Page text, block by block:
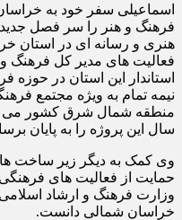
اسماعیلی سفر خود به
فرهنگ و هنر را سر فصل جدید
هنری و رسانه ای در استان
فعالیت های مدیر کل فرهنگ و
استاندار این استان در حوزه
نیمه تمام به ویژه مجتمع
سال این پروژه را به پایان
وی کمک به دیگر زیر ساخت
حمایت از فعالیت های
وزارت فرهنگ و ارشاد
خراسان شمالی دانست.